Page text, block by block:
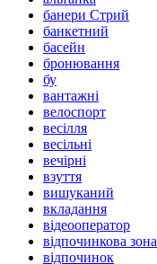
банери Стрий
банкетний
басейн
бронювання
бу
вантажні
велоспорт
весілля
весільні
вечірні
взуття
вишуканий
вкладання
відеооператор
відпочинкова зона
відпочинок